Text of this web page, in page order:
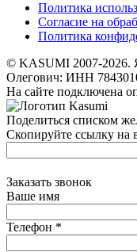
Политика
Согласие на
Политика
© KASUMI 2007-2026.
Олегович: ИНН
На сайте подключена
Поделиться списком
Скопируйте ссылку на
Заказать звонок
Ваше имя
Телефон *